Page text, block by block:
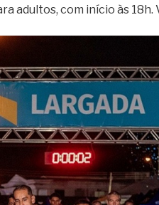
adultos, com início às 18h.